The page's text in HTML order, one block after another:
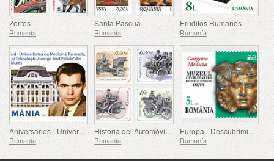
Zorros
Rumanía
Santa Pascua
Rumanía
Eruditos Rumanos
Rumanía
Aniversarios - Universidad de Medicina, Farmacia, Ciencia y Tecnología George Emil Palade de Targu Mures
Rumanía
Historia del Automóvil (II)
Rumanía
Europa - Descubrimientos Arqueológicos Nacionales
Rumanía